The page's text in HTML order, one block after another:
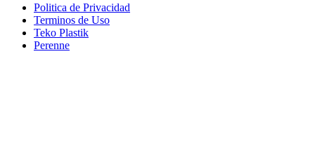
Politica de Privacidad
Terminos de Uso
Teko Plastik
Perenne